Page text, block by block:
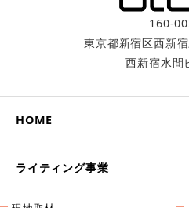
160-
東京都新宿区西新
西新宿水間
HOME
ライティング事業